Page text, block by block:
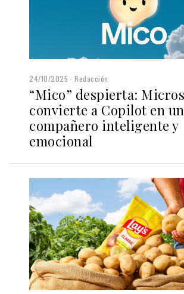
24/10/2025 Redacción
“Mico” despierta:
convierte a Copilot en un
compañero inteligente y
emocional